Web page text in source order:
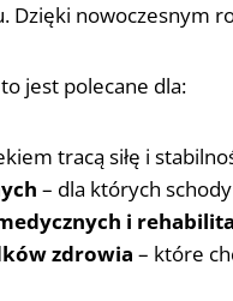
Dzięki nowoczesnym
jest polecane dla:
tracą siłę i
– dla których
i
zdrowia – które